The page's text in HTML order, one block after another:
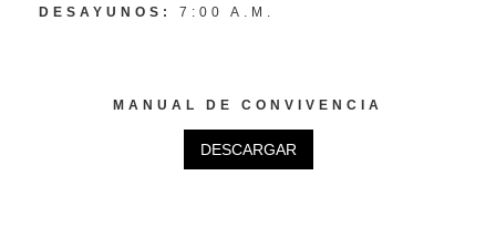
DESAYUNOS:
7:00 A.M.
MANUAL DE CONVIVENCIA
DESCARGAR